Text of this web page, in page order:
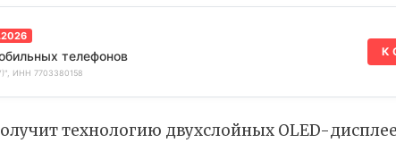
телефонов
ИНН 7703380158
К
технологию двухслойных OLED-